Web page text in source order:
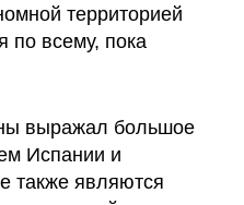
территорией
по всему, пока
выражал большое
Испании и
также являются